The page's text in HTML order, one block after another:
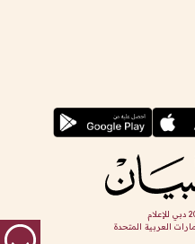
دبي للإعلام